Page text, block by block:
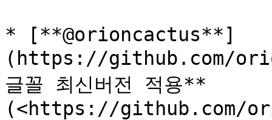
* [**@orioncactus**]
(https://github.com/
글꼴 최신버전 적용**
(<https://github.com/